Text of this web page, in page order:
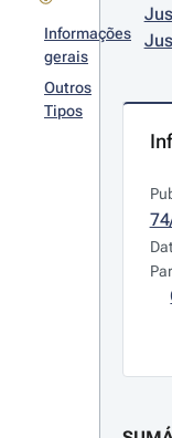
Informações
gerais
Outros
Tipos